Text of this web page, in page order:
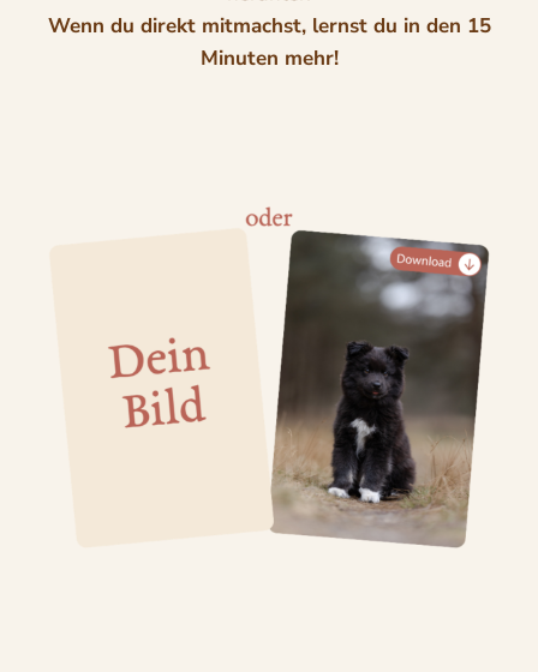
Wenn du direkt mitmachst, lernst du in den 15
Minuten mehr!